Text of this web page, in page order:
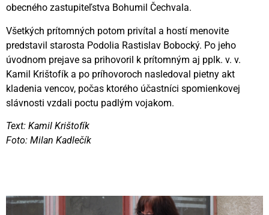
obecného zastupiteľstva Bohumil Čechvala.
Všetkých prítomných potom privítal a hostí menovite
predstavil starosta Podolia Rastislav Bobocký. Po jeho
úvodnom prejave sa prihovoril k prítomným aj pplk. v. v.
Kamil Krištofík a po príhovoroch nasledoval pietny akt
kladenia vencov, počas ktorého účastníci spomienkovej
slávnosti vzdali poctu padlým vojakom.
Text: Kamil Krištofík
Foto: Milan Kadlečík